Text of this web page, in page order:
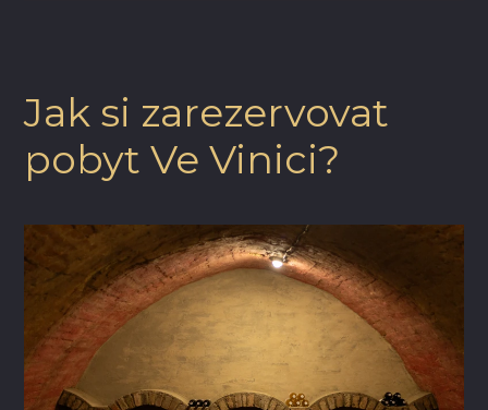
Jak si zarezervovat
pobyt Ve Vinici?